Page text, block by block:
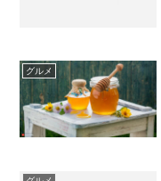
グルメ